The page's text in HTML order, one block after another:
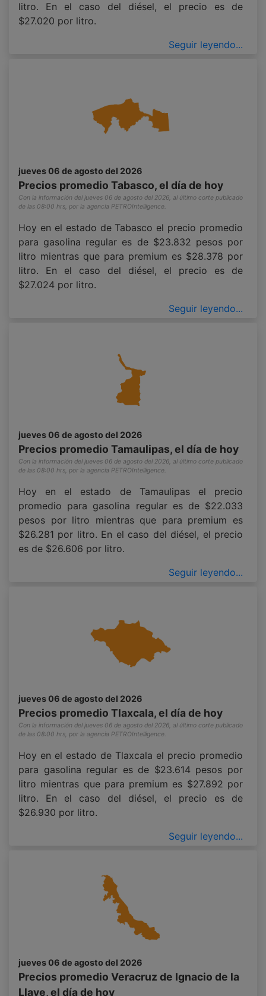
litro. En el caso del diésel, el precio es de
$27.020 por litro.
Seguir leyendo...
jueves 06 de agosto del 2026
Precios promedio Tabasco, el día de hoy
Con la información del jueves 06 de agosto del 2026, al último corte publicado
de las 08:00 hrs, por la agencia PETROIntelligence.
Hoy en el estado de Tabasco el precio promedio
para gasolina regular es de $23.832 pesos por
litro mientras que para premium es $28.378 por
litro. En el caso del diésel, el precio es de
$27.024 por litro.
Seguir leyendo...
jueves 06 de agosto del 2026
Precios promedio Tamaulipas, el día de hoy
Con la información del jueves 06 de agosto del 2026, al último corte publicado
de las 08:00 hrs, por la agencia PETROIntelligence.
Hoy en el estado de Tamaulipas el precio
promedio para gasolina regular es de $22.033
pesos por litro mientras que para premium es
$26.281 por litro. En el caso del diésel, el precio
es de $26.606 por litro.
Seguir leyendo...
jueves 06 de agosto del 2026
Precios promedio Tlaxcala, el día de hoy
Con la información del jueves 06 de agosto del 2026, al último corte publicado
de las 08:00 hrs, por la agencia PETROIntelligence.
Hoy en el estado de Tlaxcala el precio promedio
para gasolina regular es de $23.614 pesos por
litro mientras que para premium es $27.892 por
litro. En el caso del diésel, el precio es de
$26.930 por litro.
Seguir leyendo...
jueves 06 de agosto del 2026
Precios promedio Veracruz de Ignacio de la
Llave, el día de hoy